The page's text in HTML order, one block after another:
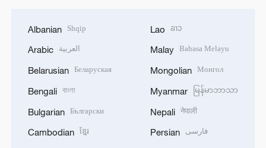
Albanian Shqip
Arabic العربية
Belarusian Беларуская
Bengali বাংলা
Bulgarian Български
Cambodian ខ្មែរ
Lao ລາວ
Malay Bahasa Melayu
Mongolian Монгол
Myanmar မြန်မာဘာသာ
Nepali नेपाली
Persian فارسی